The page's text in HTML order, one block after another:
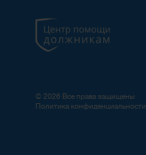
© 2026 Все права защищены
Политика конфиденциальности